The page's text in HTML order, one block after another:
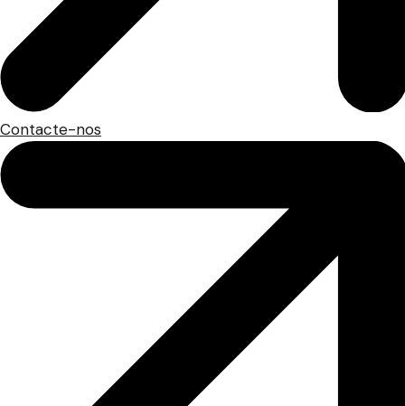
Contacte-nos